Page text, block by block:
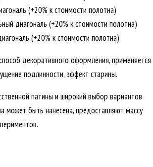
декоративного оформления, применяется
подлинности, эффект старины.
патины и широкий выбор вариантов
может быть нанесена, предоставляют массу